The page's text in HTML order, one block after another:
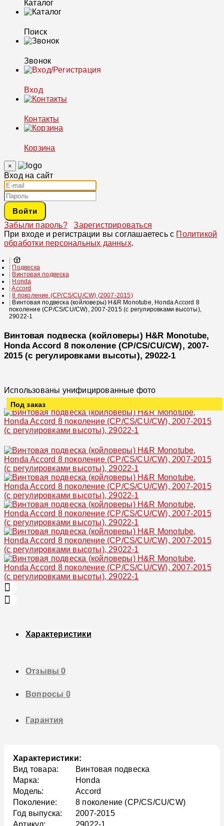
Каталог
Поиск
Звонок
Вход
Контакты
Корзина
×
Вход на сайт
Войти
Забыли пароль?
Зарегистрироваться
При входе и регистрации вы соглашаетесь с Политикой
обработки персональных данных.
Подвеска
Винтовая подвеска
Honda
Accord
8 поколение (CP/CS/CU/CW) (2007-2015)
Винтовая подвеска (койловеры) H&R Monotube, Honda Accord 8
поколение (CP/CS/CU/CW), 2007-2015 (с регулировками высоты),
29022-1
Винтовая подвеска (койловеры) H&R Monotube,
Honda Accord 8 поколение (CP/CS/CU/CW), 2007-
2015 (с регулировками высоты), 29022-1
Использованы унифицированные фото
Под заказ
Характеристики
Отзывы0
Вопросы 0
Гарантия
Характеристики:
Вид товара:
Винтовая подвеска
Марка:
Honda
Модель:
Accord
Поколение:
8 поколение (CP/CS/CU/CW)
Год выпуска:
2007-2015